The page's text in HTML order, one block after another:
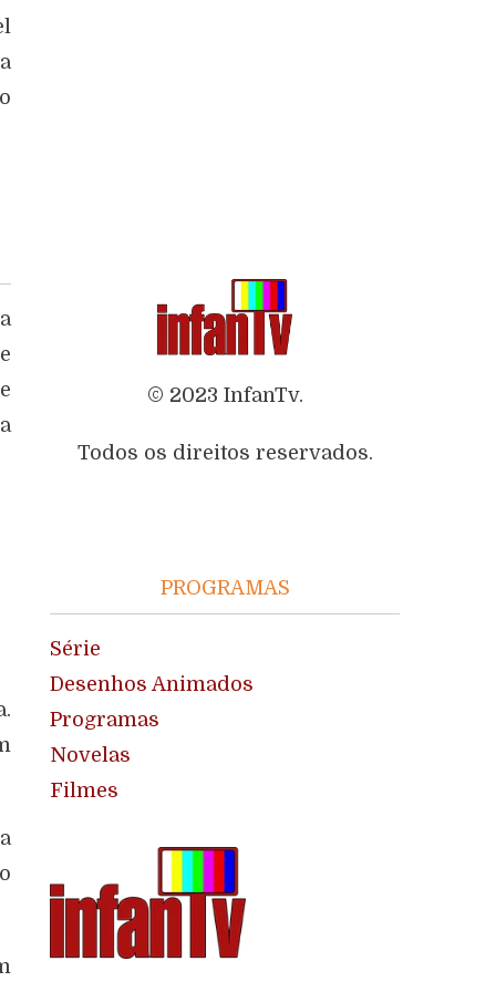
© 2023 InfanTv.
Todos os direitos reservados.
PROGRAMAS
Série
Desenhos Animados
Programas
Novelas
Filmes